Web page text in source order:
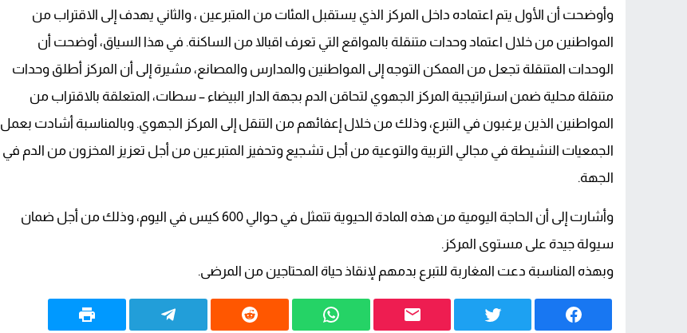
وأوضحت أن الأول يتم اعتماده داخل المركز الذي يستقبل المئات من المتبرعين ، والثاني يهدف إلى الاقتراب من
المواطنين من خلال اعتماد وحدات متنقلة بالمواقع التي تعرف اقبالا من الساكنة. في هذا السياق، أوضحت أن
الوحدات المتنقلة تجعل من الممكن التوجه إلى المواطنين والمدارس والمصانع، مشيرة إلى أن المركز أطلق وحدات
متنقلة محلية ضمن استراتيجية المركز الجهوي لتحاقن الدم بجهة الدار البيضاء – سطات، المتعلقة بالاقتراب من
المواطنين الذين يرغبون في التبرع، وذلك من خلال إعفائهم من التنقل إلى المركز الجهوي. وبالمناسبة أشادت بعمل
الجمعيات النشيطة في مجالي التربية والتوعية من أجل تشجيع وتحفيز المتبرعين من أجل تعزيز المخزون من الدم في
الجهة.
وأشارت إلى أن الحاجة اليومية من هذه المادة الحيوية تتمثل في حوالي 600 كيس في اليوم، وذلك من أجل ضمان
سيولة جيدة على مستوى المركز.
وبهذه المناسبة دعت المغاربة للتبرع بدمهم لإنقاذ حياة المحتاجين من المرضى.